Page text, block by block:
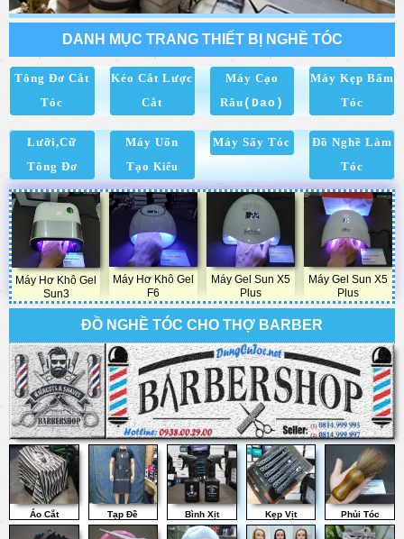
DANH MỤC TRANG THIẾT BỊ NGHỀ TÓC
Tông Đơ Cắt
Tóc
Kéo Cắt Lược
Cắt
Máy Cạo
Râu (Dao)
Máy Kẹp Bấm
Tóc
Lưỡi,Cữ
Tông Đơ
Máy Uốn
Tạo Kiểu
Máy Sấy Tóc
Đồ Nghề Làm
Tóc
Máy Hơ Khô Gel
Sun3
Máy Hơ Khô Gel
F6
Máy Gel Sun X5
Plus
Máy Gel Sun X5
Plus
ĐỒ NGHỀ TÓC CHO THỢ BARBER
Áo Cắt Tạp Đề Bình Xịt Kẹp Vịt Phủi Tóc